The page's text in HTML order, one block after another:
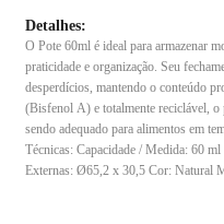
Detalhes:
O Pote 60ml é ideal para armazenar
praticidade e organização. Seu
desperdícios, mantendo o conteúdo
(Bisfenol A) e totalmente reciclável, o
sendo adequado para alimentos em
Técnicas: Capacidade / Medida: 60
Externas: Ø65,2 x 30,5 Cor: Natural